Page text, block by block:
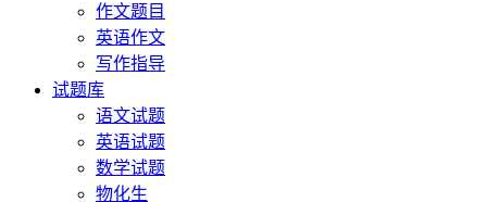
作文题目
英语作文
写作指导
试题库
语文试题
英语试题
数学试题
物化生